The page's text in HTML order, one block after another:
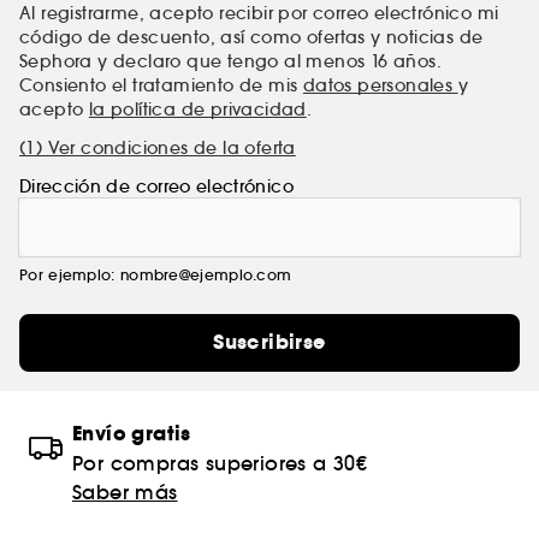
Al registrarme, acepto recibir por correo electrónico mi
código de descuento, así como ofertas y noticias de
Sephora y declaro que tengo al menos 16 años.
Consiento el tratamiento de mis datos personales y
acepto la política de privacidad.
(1) Ver condiciones de la oferta
Dirección de correo electrónico
Por ejemplo: nombre@ejemplo.com
Suscribirse
Envío gratis
Por compras superiores a 30€
Saber más